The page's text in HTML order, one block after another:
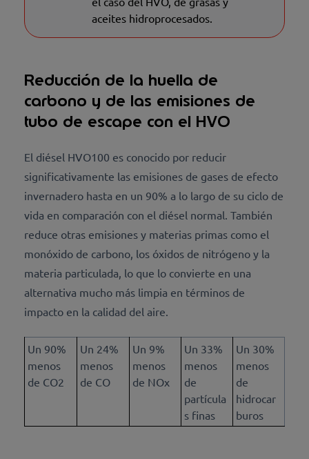
aceites hidroprocesados.
Reducción de la huella de
carbono y de las emisiones de
tubo de escape con el HVO
El diésel HVO100 es conocido por reducir
significativamente las emisiones de gases de efecto
invernadero hasta en un 90% a lo largo de su ciclo de
vida en comparación con el diésel normal. También
reduce otras emisiones y materias primas como el
monóxido de carbono, los óxidos de nitrógeno y la
materia particulada, lo que lo convierte en una
alternativa mucho más limpia en términos de
impacto en la calidad del aire.
Un 90%
menos
de CO2
Un 24%
menos
de CO
Un 9%
menos
de NOx
Un 33%
menos
de
partícula
s finas
Un 30%
menos
de
hidrocar
buros